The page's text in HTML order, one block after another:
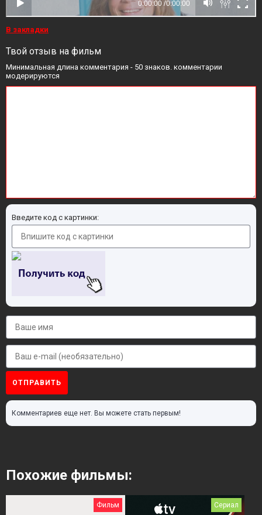
В закладки
Твой отзыв на фильм
Минимальная длина комментария - 50 знаков. комментарии
модерируются
Введите код с картинки:
ОТПРАВИТЬ
Комментариев еще нет. Вы можете стать первым!
Похожие фильмы:
Фильм Сериал